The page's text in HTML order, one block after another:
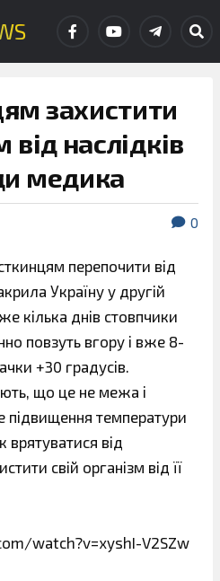
захистити
від наслідків
медика
0
перепочити від
Україну у другій
кілька днів стовпчики
повзуть вгору і вже 8-
+30 градусів.
що це не межа і
температури
врятуватися від
свій організм від її
watch?v=xyshI-V2SZw